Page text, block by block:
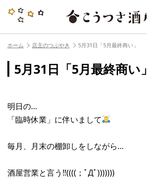
ホーム 店主のつぶやき 5月31日「5月最終商い」
5月31日「5月最終商い」
明日の…
「臨時休業」に伴いまして
毎月、月末の棚卸しをしながら…
酒屋営業と言う‼︎((((；ﾟДﾟ)))))))